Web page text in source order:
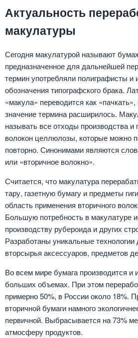
Актуальность
макулатуры
Сегодня макулатурой называют
предназначенное для дальнейшей
термин употребляли полиграфисты и
обозначения типографского брака.
«макула» переводится как
значение термина расширилось.
называть все отходы производства и
волокон целлюлозы, которые можно
повторно. Синонимами являются
или «вторичное волокно».
Считается, что макулатура
тару, газетную бумагу и предметы
область применения вторичного
Большую потребность в макулатуре
производству рубероида и других
Разработаны уникальные технологии
вторсырья аксессуаров, предметов
Во всем мире бумага производится и
больших объемах. При этом
примерно 50%, в России около 18%.
вторичной бумаги намного
первичной. Выбрасывается на 73%
атмосферу продуктов.